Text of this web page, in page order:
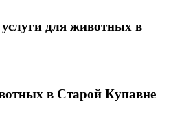
для животных в
в Старой Купавне